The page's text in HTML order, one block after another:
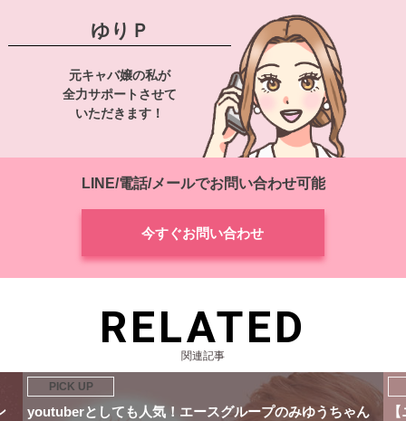
ゆりＰ
元キャバ嬢の私が
全力サポートさせて
いただきます！
LINE/電話/メールでお問い合わせ可能
今すぐお問い合わせ
RELATED
関連記事
youtuberとしても人気！エースグループのみゆうちゃん